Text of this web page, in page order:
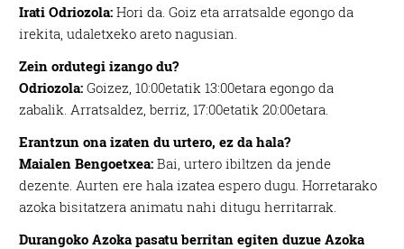
Irati Odriozola: Hori da. Goiz eta arratsalde egongo da
irekita, udaletxeko areto nagusian.
Zein ordutegi izango du?
Odriozola: Goizez, 10:00etatik 13:00etara egongo da
zabalik. Arratsaldez, berriz, 17:00etatik 20:00etara.
Erantzun ona izaten du urtero, ez da hala?
Maialen Bengoetxea: Bai, urtero ibiltzen da jende
dezente. Aurten ere hala izatea espero dugu. Horretarako
azoka bisitatzera animatu nahi ditugu herritarrak.
Durangoko Azoka pasatu berritan egiten duzue Azoka